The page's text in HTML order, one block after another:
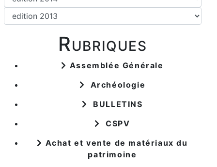
Rubriques
Assemblée Générale
Archéologie
BULLETINS
CSPV
Achat et vente de matériaux du
patrimoine